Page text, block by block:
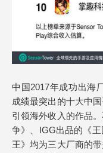
中国2017年成功出
成绩最突出的十大中
引领海外收入的作品
争》、IGG出品的《
王》均为三大厂商的